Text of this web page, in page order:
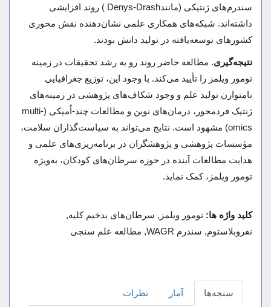
سندرم‌های ژنتیکی (مانندDenys-Drash ) روند افزایشی
داشته‌اند. شبکه‌های همکاری علمی نشان‌دهنده نقش محوری
کشورهای توسعه‌یافته در تولید دانش بودند.
نتیجه‌گیری. مطالعه حاضر روند رو به رشد تحقیقات در زمینه
تومور ویلمز را تأیید می‌کند. با وجود این، توزیع جغرافیایی
نامتوازن تولید علم و وجود شکاف‌های پژوهشی در زمینه‌های
ژنتیک فردمحور، درمان‌های نوین و مطالعات چند-اُمیکی (multi-
omics) مشهود است. نتایج می‌تواند به سیاست‌گذاران سلامت،
مؤسسات پژوهشی و پژوهشگران در برنامه‌ریزی‌های علمی و
هدایت مطالعات آینده در حوزه سرطان‌های کودکان، به‌ویژه
تومور ویلمز، کمک نماید.
کلید واژه ها: تومور ویلمز, سرطان‌های بدخیم کلیه,
نفروبلاستوم, سندرم WAGR, مطالعه علم سنجی
سنجه‌ها آمار نظرات